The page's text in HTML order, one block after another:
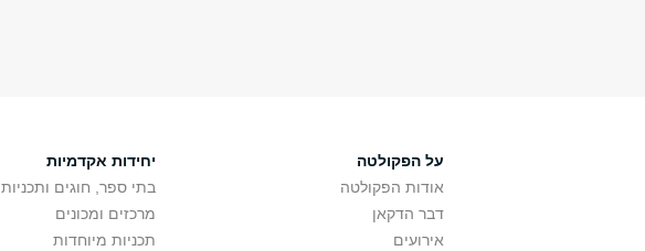
על הפקולטה
אודות הפקולטה
דבר הדקאן
אירועים
יחידות אקדמיות
בתי ספר, חוגים ותכניות
מרכזים ומכונים
תכניות מיוחדות